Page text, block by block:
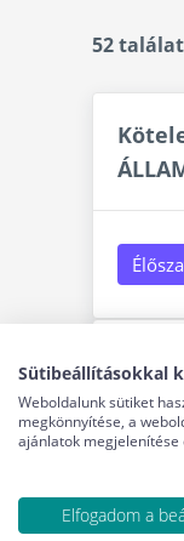
52
Sütibeállításokkal
Weboldalunk sütiket
megkönnyítése, a
ajánlatok megjelenítése
Elfogadom a